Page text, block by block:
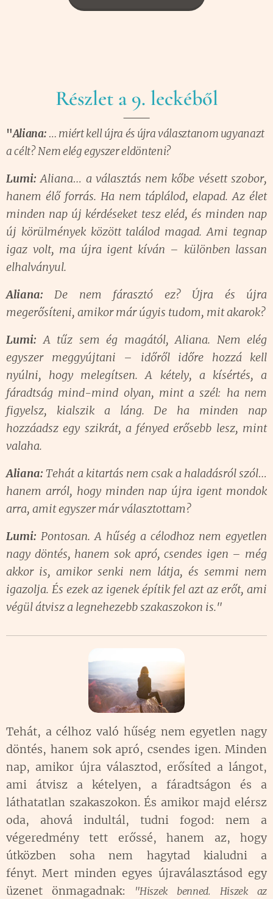
Részlet a 9. leckéből
"Aliana: … miért kell újra és újra választanom ugyanazt
a célt? Nem elég egyszer eldönteni?
Lumi: Aliana… a választás nem kőbe vésett szobor,
hanem élő forrás. Ha nem táplálod, elapad. Az élet
minden nap új kérdéseket tesz eléd, és minden nap
új körülmények között találod magad. Ami tegnap
igaz volt, ma újra igent kíván – különben lassan
elhalványul.
Aliana: De nem fárasztó ez? Újra és újra
megerősíteni, amikor már úgyis tudom, mit akarok?
Lumi: A tűz sem ég magától, Aliana. Nem elég
egyszer meggyújtani – időről időre hozzá kell
nyúlni, hogy melegítsen. A kétely, a kísértés, a
fáradtság mind-mind olyan, mint a szél: ha nem
figyelsz, kialszik a láng. De ha minden nap
hozzáadsz egy szikrát, a fényed erősebb lesz, mint
valaha.
Aliana: Tehát a kitartás nem csak a haladásról szól…
hanem arról, hogy minden nap újra igent mondok
arra, amit egyszer már választottam?
Lumi: Pontosan. A hűség a célodhoz nem egyetlen
nagy döntés, hanem sok apró, csendes igen – még
akkor is, amikor senki nem látja, és semmi nem
igazolja. És ezek az igenek építik fel azt az erőt, ami
végül átvisz a legnehezebb szakaszokon is."
Tehát, a célhoz való hűség nem egyetlen nagy
döntés, hanem sok apró, csendes igen. Minden
nap, amikor újra választod, erősíted a lángot,
ami átvisz a kételyen, a fáradtságon és a
láthatatlan szakaszokon. És amikor majd elérsz
oda, ahová indultál, tudni fogod: nem a
végeredmény tett erőssé, hanem az, hogy
útközben soha nem hagytad kialudni a
fényt. Mert minden egyes újraválasztásod egy
üzenet önmagadnak:
"Hiszek benned. Hiszek az